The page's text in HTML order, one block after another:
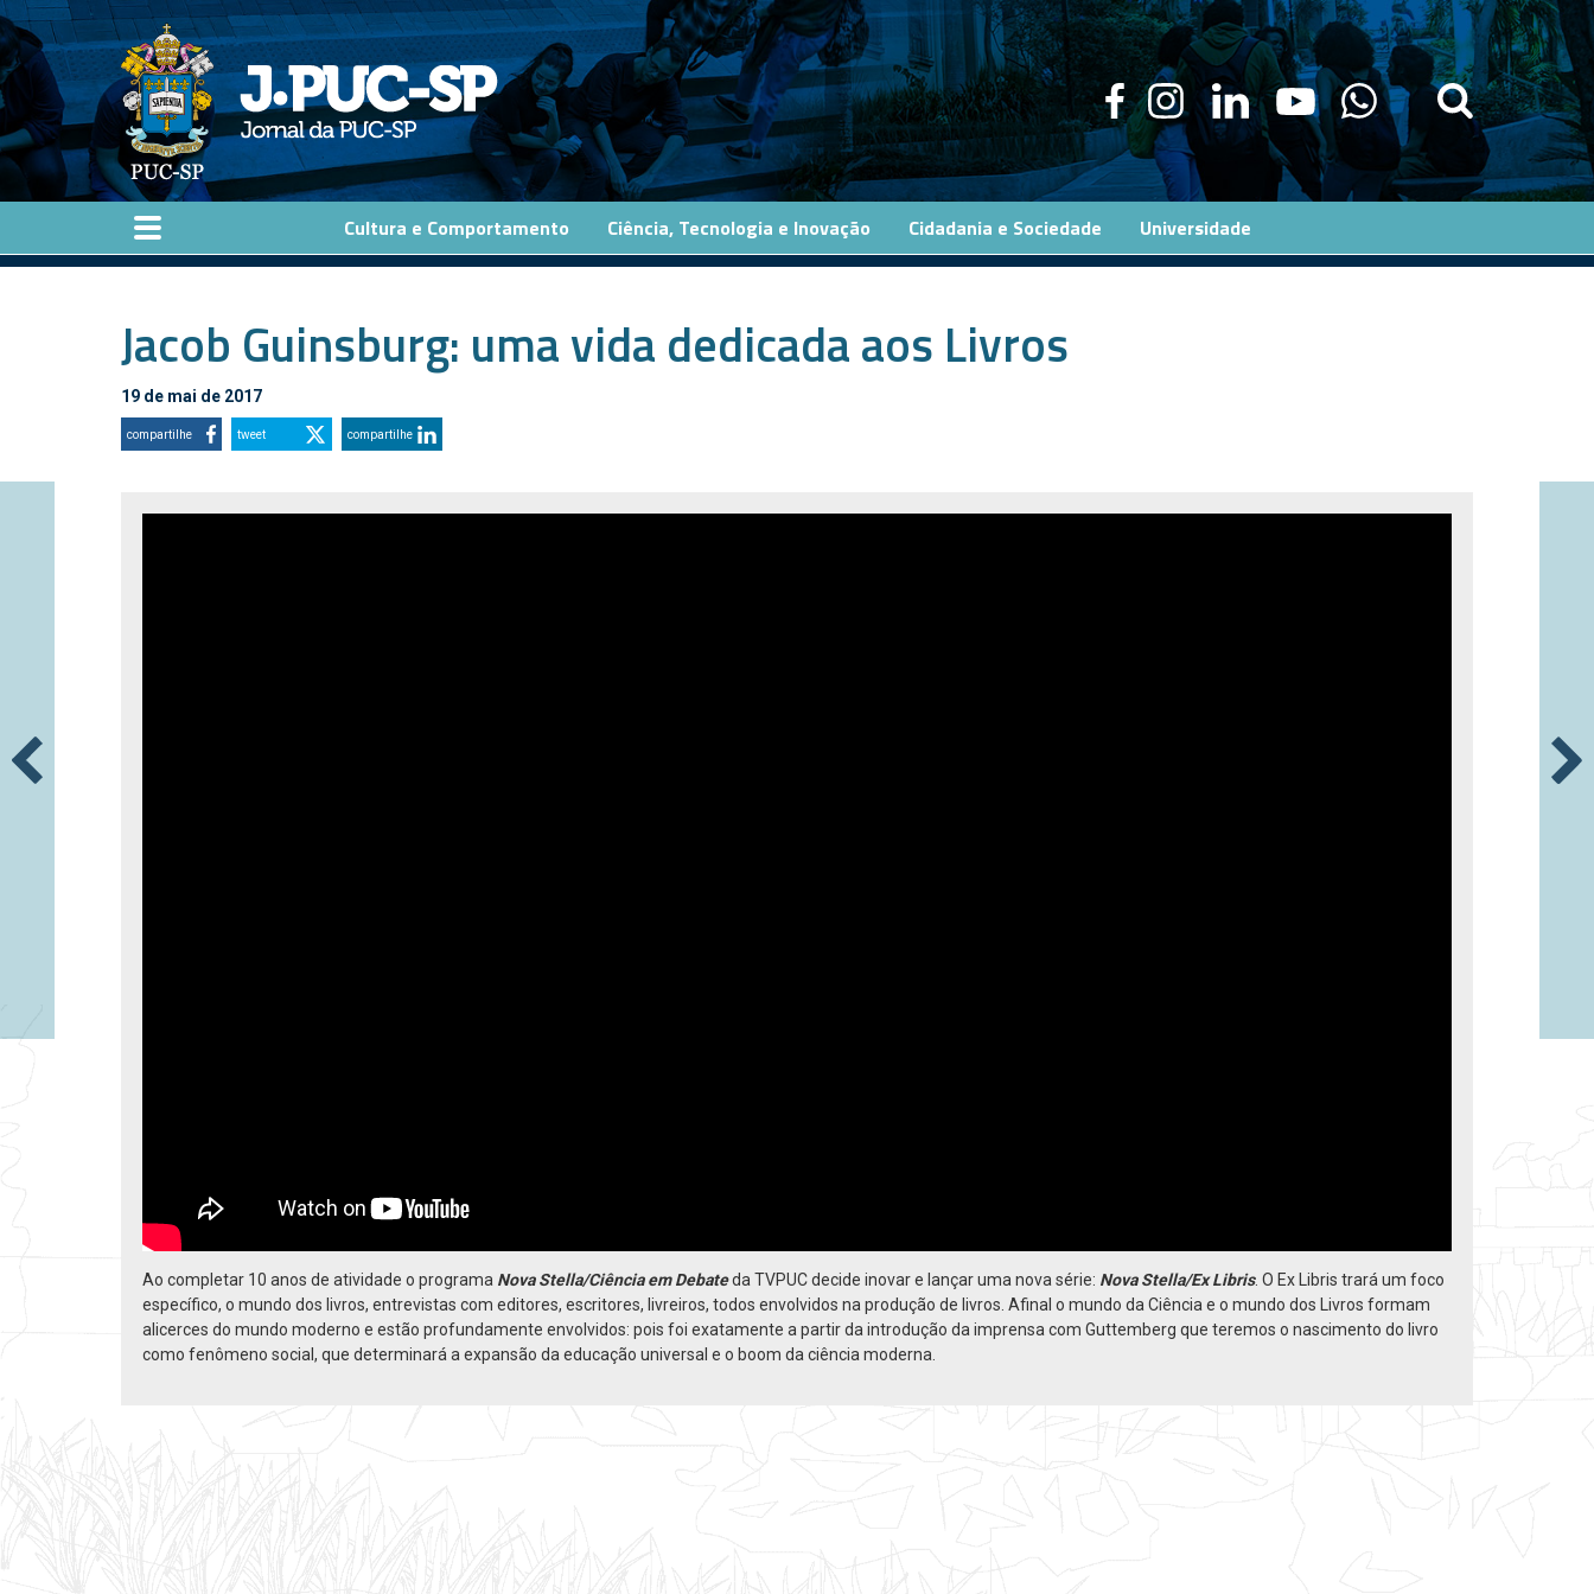
Pular para o conteúdo principal
Cultura e Comportamento Ciência, Tecnologia e Inovação Cidadania e Sociedade Universidade
Jacob Guinsburg: uma vida dedicada aos Livros
19 de mai de 2017
compartilhe tweet compartilhe
Ao completar 10 anos de atividade o programa Nova Stella/Ciência em Debateda TVPUC decide inovar e lançar uma nova série: Nova Stella/Ex Libris. O Ex Libris trará um foco
específico, o mundo dos livros, entrevistas com editores, escritores, livreiros, todos envolvidos na produção de livros. Afinal o mundo da Ciência e o mundo dos Livros formam
alicerces do mundo moderno e estão profundamente envolvidos: pois foi exatamente a partir da introdução da imprensa com Guttemberg que teremos o nascimento do livro
como fenômeno social, que determinará a expansão da educação universal e o boom da ciência moderna.